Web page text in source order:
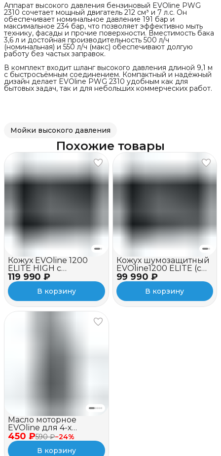
Аппарат высокого давления бензиновый EVOline PWG
2310 сочетает мощный двигатель 212 см³ и 7 л.с. Он
обеспечивает номинальное давление 191 бар и
максимальное 234 бар, что позволяет эффективно мыть
технику, фасады и прочие поверхности. Вместимость бака
3,6 л и достойная производительность 500 л/ч
(номинальная) и 550 л/ч (макс) обеспечивают долгую
работу без частых заправок.
В комплект входит шланг высокого давления длиной 9,1 м
с быстросъёмным соединением. Компактный и надёжный
дизайн делает EVOline PWG 2310 удобным как для
бытовых задач, так и для небольших коммерческих работ.
Мойки высокого давления
Похожие товары
119 990 ₽
Кожух EVOline 1200
ELITE HIGH c
вентилятором
В корзину
99 990 ₽
Кожух шумозащитный
EVOline1200 ELITE (c
вентилятором)
В корзину
450 ₽590 ₽−24%
Масло моторное
EVOline для 4-х
тактных двигателей,
полусинтетическое,
SAE 10W-40 API SJ/CF, 1
В корзину